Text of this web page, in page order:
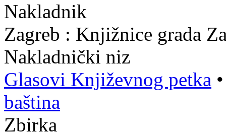
Nakladnik
Zagreb : Knjižnice grada
Nakladnički niz
Glasovi Književnog petka
baština
Zbirka